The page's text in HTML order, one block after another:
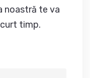
noastră te va
timp.